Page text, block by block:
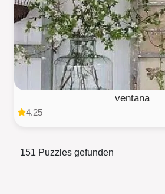
ventana
4.25
151 Puzzles gefunden